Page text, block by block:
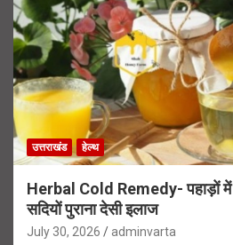
उत्तराखंड हेल्थ
Herbal Cold Remedy- पहाड़ों में
सदियों पुराना देसी इलाज
July 30, 2026 adminvarta